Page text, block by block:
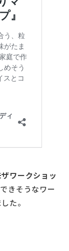
ワークショッ
きそうなワー
た。